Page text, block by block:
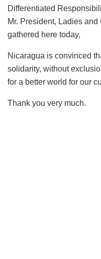
Differentiated
Mr. President, Ladies and
gathered here today,
Nicaragua is convinced
solidarity, without
for a better world for our
Thank you very much.